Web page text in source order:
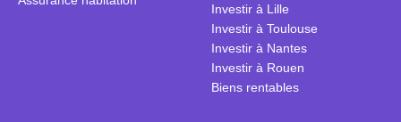
Investir à Lille
Investir à Toulouse
Investir à Nantes
Investir à Rouen
Biens rentables